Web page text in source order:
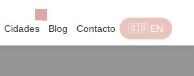
Cidades Blog Contacto 🇬🇧 EN